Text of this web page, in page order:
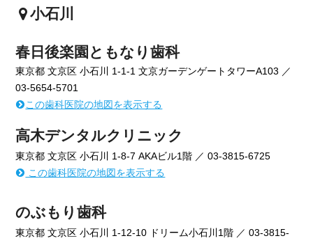
小石川
春日後楽園ともなり歯科
東京都 文京区 小石川 1-1-1 文京ガーデンゲートタワーA103 ／
03-5654-5701
この歯科医院の地図を表示する
高木デンタルクリニック
東京都 文京区 小石川 1-8-7 AKAビル1階 ／ 03-3815-6725
この歯科医院の地図を表示する
のぶもり歯科
東京都 文京区 小石川 1-12-10 ドリーム小石川1階 ／ 03-3815-